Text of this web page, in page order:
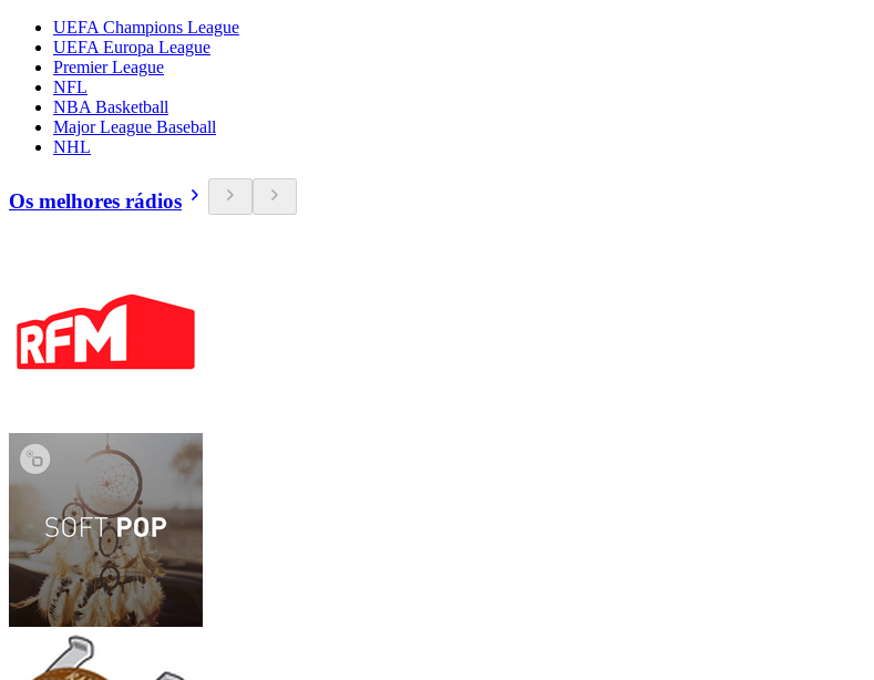
UEFA Champions League
UEFA Europa League
Premier League
NFL
NBA Basketball
Major League Baseball
NHL
Os melhores rádios